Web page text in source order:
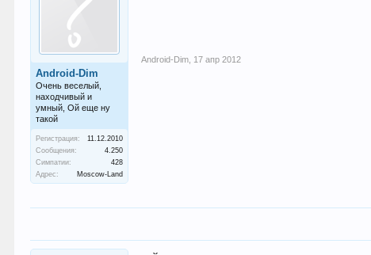
Android-Dim
Очень веселый,
находчивый и
умный, Ой еще ну
такой
Регистрация:
11.12.2010
Сообщения:
4.250
Симпатии:
428
Адрес:
Moscow-Land
Android-Dim 17 апр 2012